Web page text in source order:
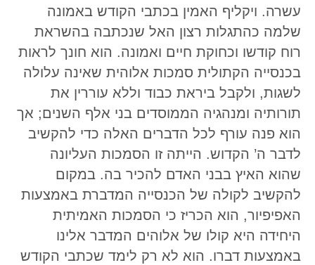
עשרה. ויקליף האמין בכתבי הקודש באמונה
שלמה כהתגלות רצון האל שנכתבה בהשראת
רוח קודשו וכחוקת חיים ואמונה. הוא חונך לראות
בכנסייה הקתולית סמכות אלוהית שאינה עלולה
לשגות, ולקבל ביראת כבוד וללא עוררין את
תורותיה ומנהגיה הממוסדים בני אלף השנים; אך
הוא פנה עורף לכל הדברים האלה כדי להקשיב
לדבר ה’ הקדוש. הייתה זו הסמכות העליונה
שהוא האיץ בבני האדם להכיר בה. במקום
להקשיב לקולה של הכנסייה המדברת באמצעות
האפיפיור, הוא הכריז כי הסמכות האמיתית
היחידה היא קולו של אלוהים המדבר אלינו
באמצעות דברו. הוא לא רק לימד שכתבי הקודש